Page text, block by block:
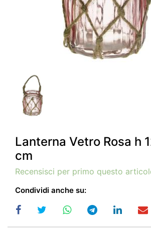
Lanterna Vetro Rosa h
cm
Recensisci per primo questo
Condividi anche su: